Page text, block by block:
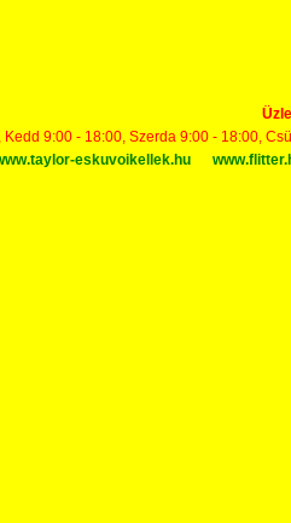
Kedd 9:00 - 18:00, Szerda 9:00 - 18:00,
eskuvoikellek.hu